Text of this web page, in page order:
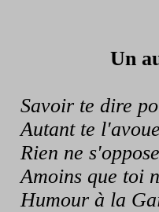
Un
Savoir te dire
Autant te
Rien ne s'oppose
Amoins que toi
Humour à la